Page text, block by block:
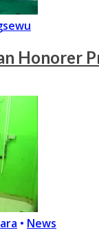
Honorer
• News